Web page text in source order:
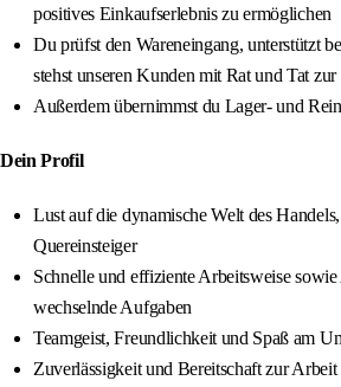
positives Einkaufserlebnis zu ermöglichen
Du prüfst den Wareneingang, unterstützt
stehst unseren Kunden mit Rat und Tat
Außerdem übernimmst du Lager- und
Dein Profil
Lust auf die dynamische Welt des
Quereinsteiger
Schnelle und effiziente Arbeitsweise
wechselnde Aufgaben
Teamgeist, Freundlichkeit und Spaß am
Zuverlässigkeit und Bereitschaft zur